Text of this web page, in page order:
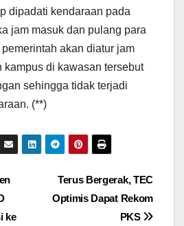
dipadati kendaraan pada
jam masuk dan pulang para
akan diatur jam
kampus di kawasan tersebut
sehingga tidak terjadi
(**)
Terus Bergerak, TEC
Optimis Dapat Rekom
PKS
ke